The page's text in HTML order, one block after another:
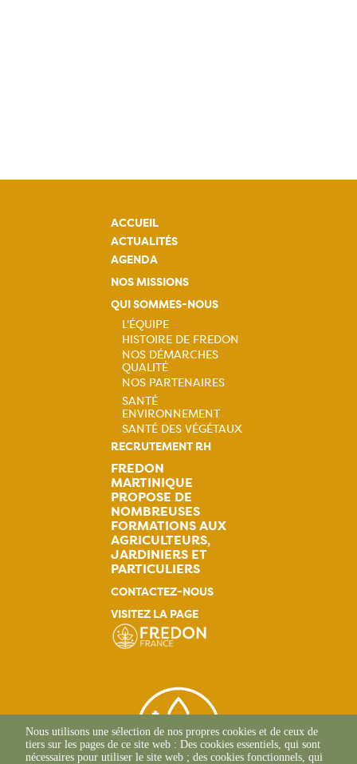
ACCUEIL
ACTUALITÉS
AGENDA
NOS MISSIONS
QUI SOMMES-NOUS
Navigation
principale
L'ÉQUIPE
HISTOIRE DE FREDON
NOS DÉMARCHES
QUALITÉ
NOS PARTENAIRES
Navigation
principale
SANTÉ
ENVIRONNEMENT
SANTÉ DES VÉGÉTAUX
RECRUTEMENT RH
FREDON
MARTINIQUE
PROPOSE DE
NOMBREUSES
FORMATIONS AUX
AGRICULTEURS,
JARDINIERS ET
PARTICULIERS
CONTACTEZ-NOUS
VISITEZ LA PAGE
Nous utilisons une sélection de nos propres cookies et de ceux de
tiers sur les pages de ce site web : Des cookies essentiels, qui sont
nécessaires pour utiliser le site web ; des cookies fonctionnels, qui